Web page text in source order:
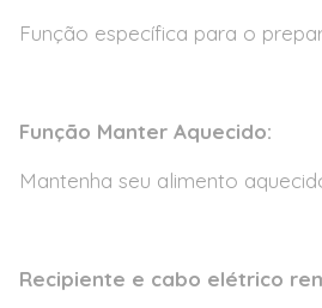
Função específica para o
Função Manter Aquecido:
Mantenha seu alimento
Recipiente e cabo elétrico